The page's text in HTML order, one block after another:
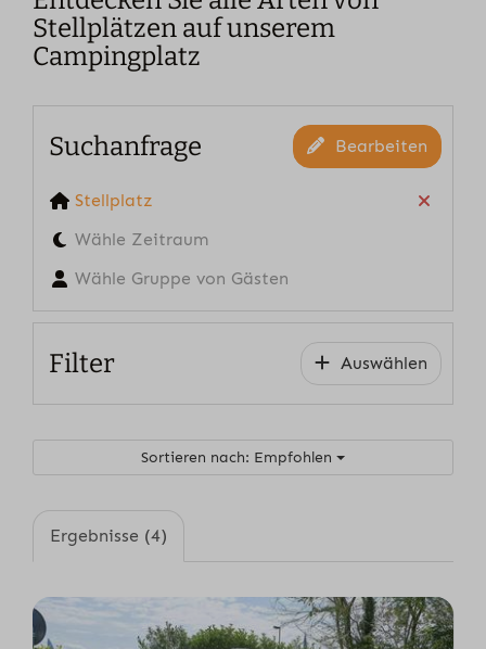
Stellplätzen auf unserem
Campingplatz
Suchanfrage Bearbeiten
Stellplatz
Wähle Zeitraum
Wähle Gruppe von Gästen
Filter Auswählen
Sortieren nach: Empfohlen
Ergebnisse (4)